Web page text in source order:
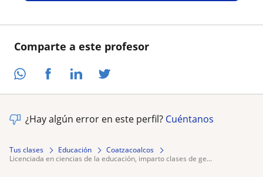
Comparte a este profesor
¿Hay algún error en este perfil? Cuéntanos
Tus clases Educación
Coatzacoalcos
licenciada en ciencias de la educación, imparto clases de ge...